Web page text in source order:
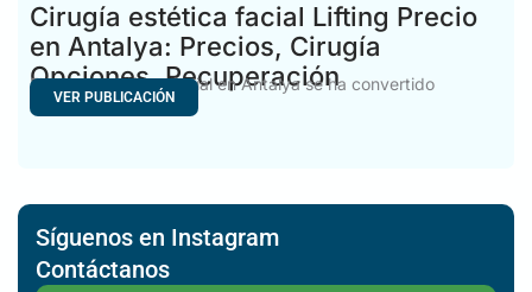
Cirugía estética facial Lifting Precio
en Antalya: Precios, Cirugía
Opciones, Recuperación
El coste del lifting facial en Antalya se ha convertido
VER PUBLICACIÓN
Síguenos en Instagram
Contáctanos